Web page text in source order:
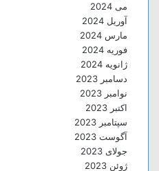
می 2024
آوریل 2024
مارس 2024
فوریه 2024
ژانویه 2024
دسامبر 2023
نوامبر 2023
اکتبر 2023
سپتامبر 2023
آگوست 2023
جولای 2023
ژوئن 2023